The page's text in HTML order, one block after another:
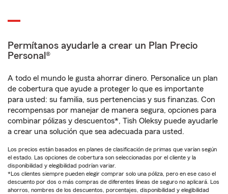
Permítanos ayudarle a crear un Plan Precio
Personal®
A todo el mundo le gusta ahorrar dinero. Personalice un plan
de cobertura que ayude a proteger lo que es importante
para usted: su familia, sus pertenencias y sus finanzas. Con
recompensas por manejar de manera segura, opciones para
combinar pólizas y descuentos*, Tish Oleksy puede ayudarle
a crear una solución que sea adecuada para usted.
Los precios están basados en planes de clasificación de primas que varían según
el estado. Las opciones de cobertura son seleccionadas por el cliente y la
disponibilidad y elegibilidad podrían variar.
*Los clientes siempre pueden elegir comprar solo una póliza, pero en ese caso el
descuento por dos o más compras de diferentes líneas de seguro no aplicará. Los
ahorros, nombres de los descuentos, porcentajes, disponibilidad y elegibilidad